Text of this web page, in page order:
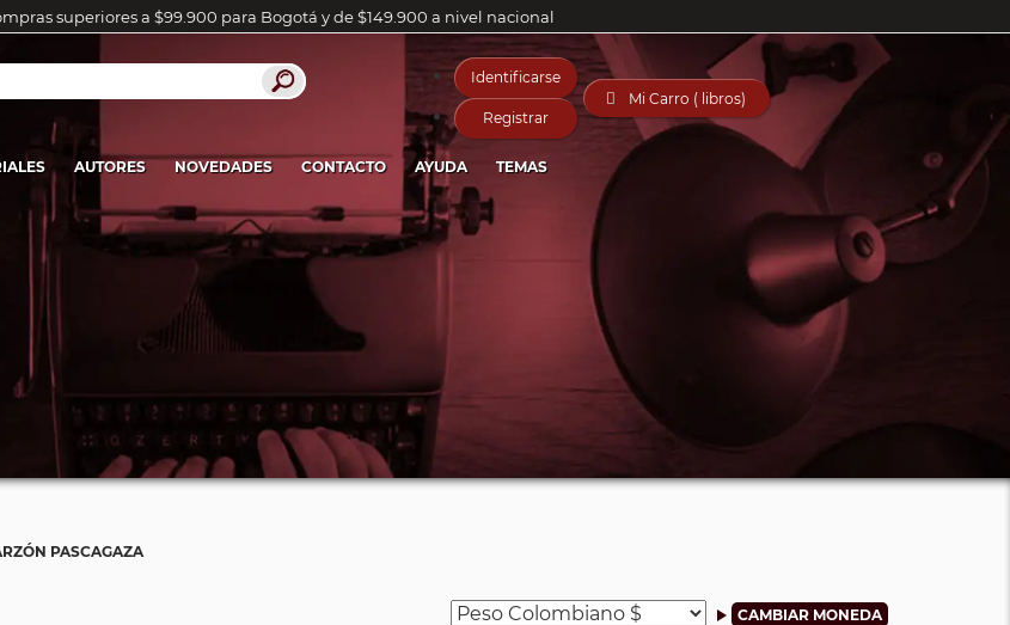
superiores a $99.900 para Bogotá y de $149.900 a nivel nacional
Identificarse
Registrar
 Mi Carro ( libros)
AUTORES NOVEDADES CONTACTO AYUDA TEMAS
PASCAGAZA